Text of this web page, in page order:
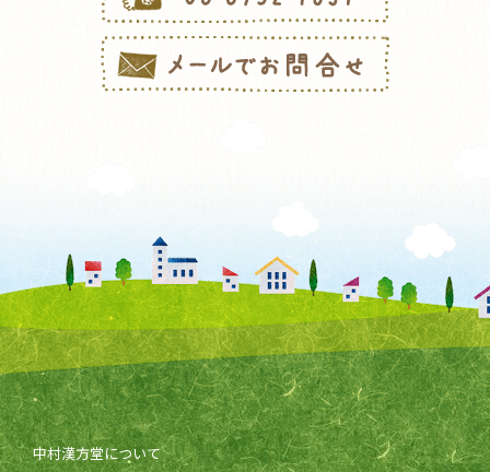
中村漢方堂について